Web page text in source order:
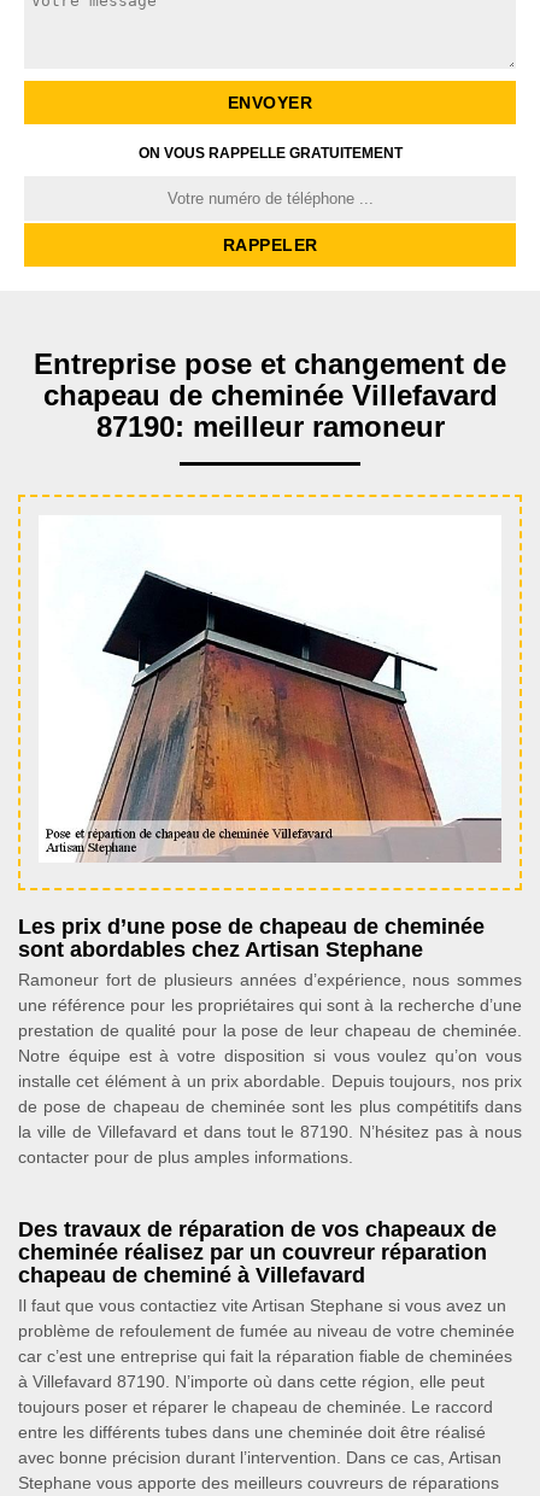
ON VOUS RAPPELLE GRATUITEMENT
Entreprise pose et changement de
chapeau de cheminée Villefavard
87190: meilleur ramoneur
Les prix d’une pose de chapeau de cheminée
sont abordables chez Artisan Stephane
Ramoneur fort de plusieurs années d’expérience, nous sommes
une référence pour les propriétaires qui sont à la recherche d’une
prestation de qualité pour la pose de leur chapeau de cheminée.
Notre équipe est à votre disposition si vous voulez qu’on vous
installe cet élément à un prix abordable. Depuis toujours, nos prix
de pose de chapeau de cheminée sont les plus compétitifs dans
la ville de Villefavard et dans tout le 87190. N’hésitez pas à nous
contacter pour de plus amples informations.
Des travaux de réparation de vos chapeaux de
cheminée réalisez par un couvreur réparation
chapeau de cheminé à Villefavard
Il faut que vous contactiez vite Artisan Stephane si vous avez un
problème de refoulement de fumée au niveau de votre cheminée
car c’est une entreprise qui fait la réparation fiable de cheminées
à Villefavard 87190. N’importe où dans cette région, elle peut
toujours poser et réparer le chapeau de cheminée. Le raccord
entre les différents tubes dans une cheminée doit être réalisé
avec bonne précision durant l’intervention. Dans ce cas, Artisan
Stephane vous apporte des meilleurs couvreurs de réparations